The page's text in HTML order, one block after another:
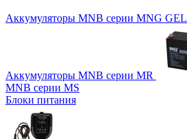
Аккумуляторы MNB серии MNG GEL
Аккумуляторы MNB серии MR
MNB серии MS
Блоки питания